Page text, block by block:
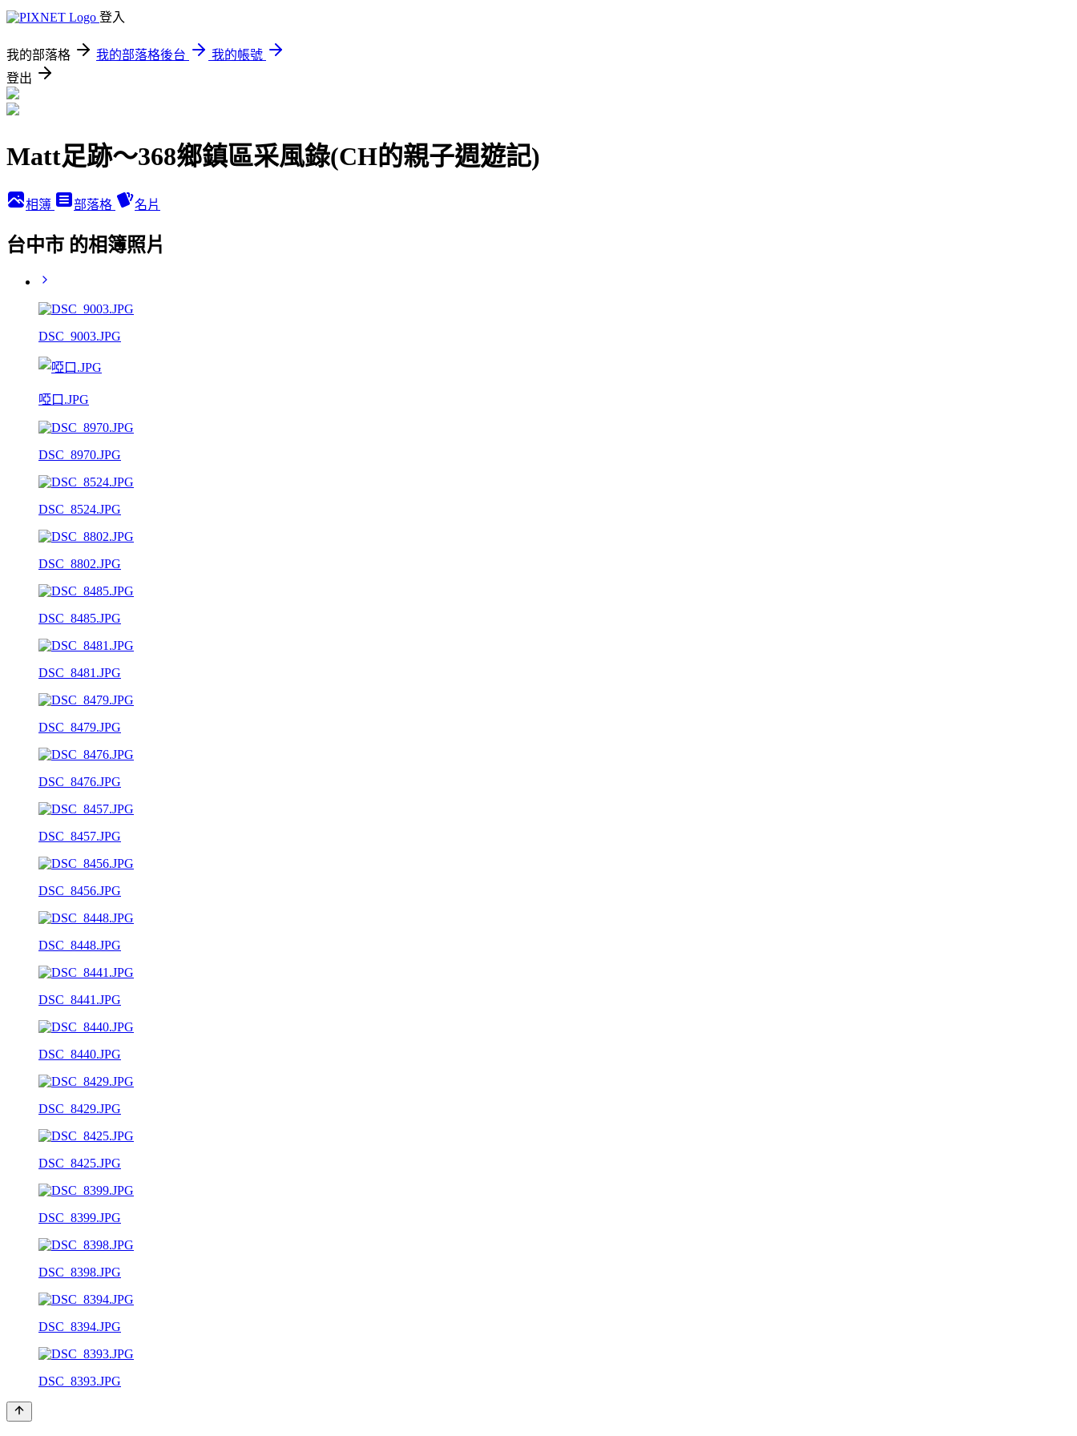
登入
我的部落格 我的部落格後台
我的帳號
登出
Matt足跡～368鄉鎮區采風錄(CH的親子週遊記)
相簿 部落格 名片
台中市 的相簿照片
DSC_9003.JPG
啞口.JPG
DSC_8970.JPG
DSC_8524.JPG
DSC_8802.JPG
DSC_8485.JPG
DSC_8481.JPG
DSC_8479.JPG
DSC_8476.JPG
DSC_8457.JPG
DSC_8456.JPG
DSC_8448.JPG
DSC_8441.JPG
DSC_8440.JPG
DSC_8429.JPG
DSC_8425.JPG
DSC_8399.JPG
DSC_8398.JPG
DSC_8394.JPG
DSC_8393.JPG